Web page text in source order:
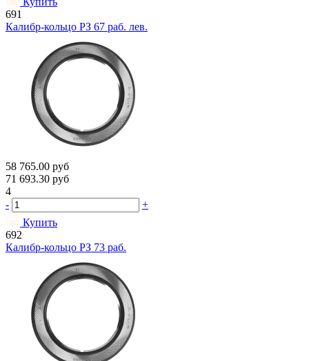
691
Калибр-кольцо РЗ 67 раб. лев.
58 765.00 руб
71 693.30 руб
4
-
+
Купить
692
Калибр-кольцо РЗ 73 раб.